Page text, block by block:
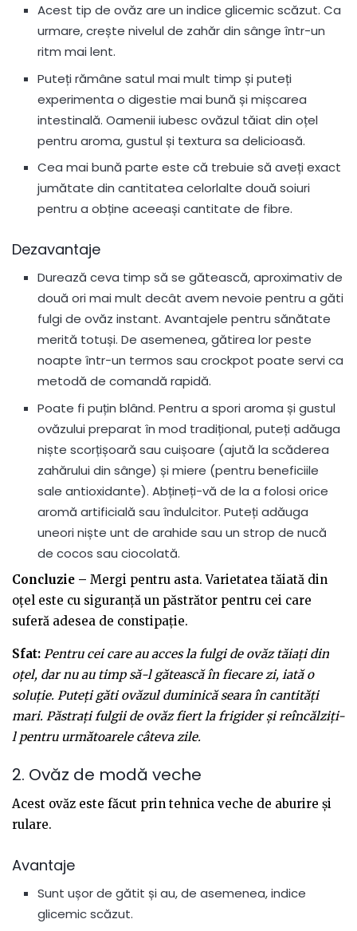
Acest tip de ovăz are un indice glicemic scăzut. Ca
urmare, crește nivelul de zahăr din sânge într-un
ritm mai lent.
Puteți rămâne satul mai mult timp și puteți
experimenta o digestie mai bună și mișcarea
intestinală. Oamenii iubesc ovăzul tăiat din oțel
pentru aroma, gustul și textura sa delicioasă.
Cea mai bună parte este că trebuie să aveți exact
jumătate din cantitatea celorlalte două soiuri
pentru a obține aceeași cantitate de fibre.
Dezavantaje
Durează ceva timp să se gătească, aproximativ de
două ori mai mult decât avem nevoie pentru a găti
fulgi de ovăz instant. Avantajele pentru sănătate
merită totuși. De asemenea, gătirea lor peste
noapte într-un termos sau crockpot poate servi ca
metodă de comandă rapidă.
Poate fi puțin blând. Pentru a spori aroma și gustul
ovăzului preparat în mod tradițional, puteți adăuga
niște scorțișoară sau cuișoare (ajută la scăderea
zahărului din sânge) și miere (pentru beneficiile
sale antioxidante). Abțineți-vă de la a folosi orice
aromă artificială sau îndulcitor. Puteți adăuga
uneori niște unt de arahide sau un strop de nucă
de cocos sau ciocolată.
Concluzie – Mergi pentru asta. Varietatea tăiată din
oțel este cu siguranță un păstrător pentru cei care
suferă adesea de constipație.
Sfat: Pentru cei care au acces la fulgi de ovăz tăiați din
oțel, dar nu au timp să-l gătească în fiecare zi, iată o
soluție. Puteți găti ovăzul duminică seara în cantități
mari. Păstrați fulgii de ovăz fiert la frigider și reîncălziți-
l pentru următoarele câteva zile.
2. Ovăz de modă veche
Acest ovăz este făcut prin tehnica veche de aburire și
rulare.
Avantaje
Sunt ușor de gătit și au, de asemenea, indice
glicemic scăzut.